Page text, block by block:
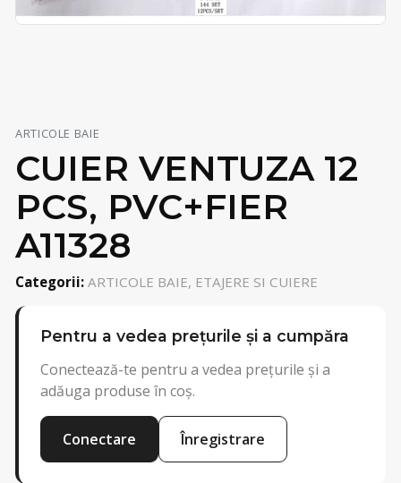
ARTICOLE BAIE
CUIER VENTUZA 12
PCS, PVC+FIER
A11328
Categorii: ARTICOLE BAIE, ETAJERE SI CUIERE
Pentru a vedea prețurile și a cumpăra
Conectează-te pentru a vedea prețurile și a
adăuga produse în coș.
Conectare Înregistrare